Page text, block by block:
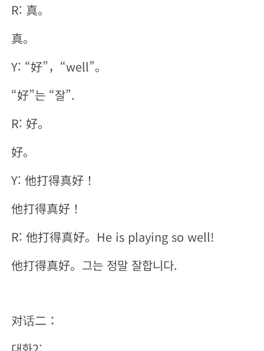
R: 真。
真。
Y: “好”，“well”。
“好”는 “잘”.
R: 好。
好。
Y: 他打得真好！
他打得真好！
R: 他打得真好。He is playing so well!
他打得真好。그는 정말 잘합니다.
对话二：